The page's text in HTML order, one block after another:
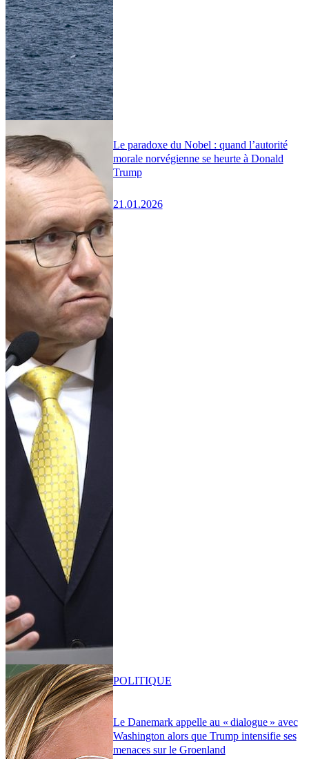
Le paradoxe du Nobel : quand l’autorité
morale norvégienne se heurte à Donald
Trump
21.01.2026
Le Danemark appelle au « dialogue » avec
Washington alors que Trump intensifie ses
menaces sur le Groenland
POLITIQUE